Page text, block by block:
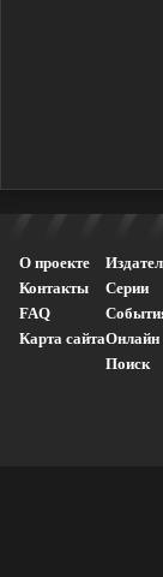
О проекте
Контакты
FAQ
Карта сайта
Серии
Онлайн
Поиск